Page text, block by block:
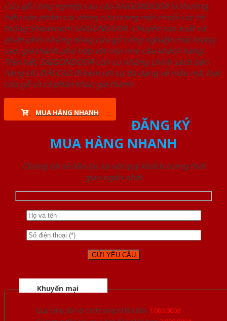
Cửa gỗ công nghiệp cao cấp SAIGONDOOR là thương
hiệu sản phẩm các dòng cửa trong một chuỗi các hệ
thống Showroom SAIGONDOOR. Chuyên sản xuất và
phân phối những dòng cửa gỗ công nghiệp chất lượng
cao, giá thành phù hợp với mọi nhu cầu khách hàng.
Trên hết, SAIGONDOOR còn có những chính sách bán
hàng ƯU ĐÃI CAO đi kèm với sự đa dạng về mẫu mã, loại
cửa gỗ và cả phân khúc giá thành.
MUA HÀNG NHANH
ĐĂNG KÝ
MUA HÀNG NHANH
Chúng tôi sẽ liên lạc lại với quý khách trong thời
gian ngắn nhất
Khuyến mại
Quà tặng đồ nội thất trang trí lên đến 1.000.000đ